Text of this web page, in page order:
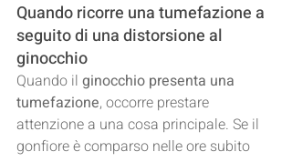
Quando ricorre una tumefazione a
seguito di una distorsione al
ginocchio
Quando il ginocchio presenta una
tumefazione, occorre prestare
attenzione a una cosa principale. Se il
gonfiore è comparso nelle ore subito